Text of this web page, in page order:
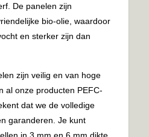
De panelen zijn
bio-olie, waardoor
en sterker zijn dan
zijn veilig en van hoge
al onze producten PEFC-
dat we de volledige
garanderen. Je kunt
in 3 mm en 6 mm dikte,